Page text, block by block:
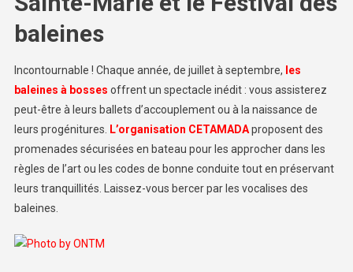
baleines
Incontournable ! Chaque année, de juillet à septembre, les
baleines à bosses offrent un spectacle inédit : vous assisterez
peut-être à leurs ballets d’accouplement ou à la naissance de
leurs progénitures. L’organisation CETAMADAproposent des
promenades sécurisées en bateau pour les approcher dans les
règles de l’art ou les codes de bonne conduite tout en préservant
leurs tranquillités. Laissez-vous bercer par les vocalises des
baleines.